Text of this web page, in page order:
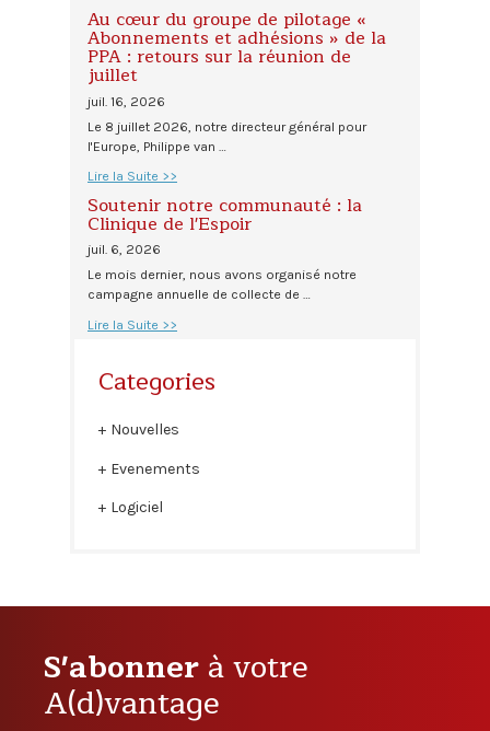
Au cœur du groupe de pilotage «
Abonnements et adhésions » de la
PPA : retours sur la réunion de
juillet
juil. 16, 2026
Le 8 juillet 2026, notre directeur général pour
l'Europe, Philippe van …
Lire la Suite >>
Soutenir notre communauté : la
Clinique de l'Espoir
juil. 6, 2026
Le mois dernier, nous avons organisé notre
campagne annuelle de collecte de …
Lire la Suite >>
Categories
Nouvelles
Evenements
Logiciel
S'abonnerà votre
A(d)vantage